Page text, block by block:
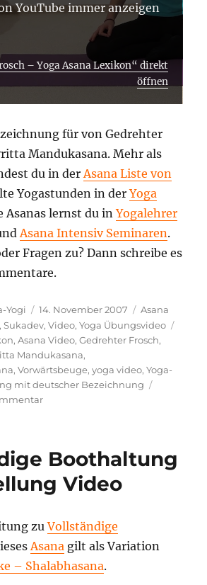
YouTube immer anzeigen
– Yoga Asana Lexikon“ direkt
öffnen
für von Gedrehter
Mandukasana. Mehr als
du in derAsana Liste von
Yogastunden in derYoga
Asanas lernst du inYogalehrer
Asana Intensiv Seminaren.
Fragen zu? Dann schreibe es
Yogi
Veröffentlicht
am
14. November 2007 Kategorien
Asana
,Sukadev,Video,Yoga Übungsvideo
,Asana Video,Gedrehter Frosch,
Mandukasana,
,Vorwärtsbeuge,yoga video,Yoga-
mit deutscher Bezeichnung
zu
Haltung
Video
Boothaltung
Video
zuVollständige
Asana gilt als Variation
– Shalabhasana.